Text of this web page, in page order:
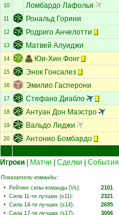
10 Ломбардо Лафолья
11 Рональд Горини
12 Родриго Анчелотти
13 Матвей Алуиджи
14 Юи-Хин Фонг
15 Энок Гонсалез
16 Эмилио Гасперони
17 Стефано Диабло
18 Антуан Дон Маэстро
19 Вальдо Лиджи
20 Антонио Бомбардо
Игроки
Матчи Сделки События
Показатели команды:
• Рейтинг силы команды (Vs): 2101
• Сила 11-ти лучших (s11): 2321
• Сила 14-ти лучших (s14): 2695
• Сила 17-ти лучших (s17): 3006